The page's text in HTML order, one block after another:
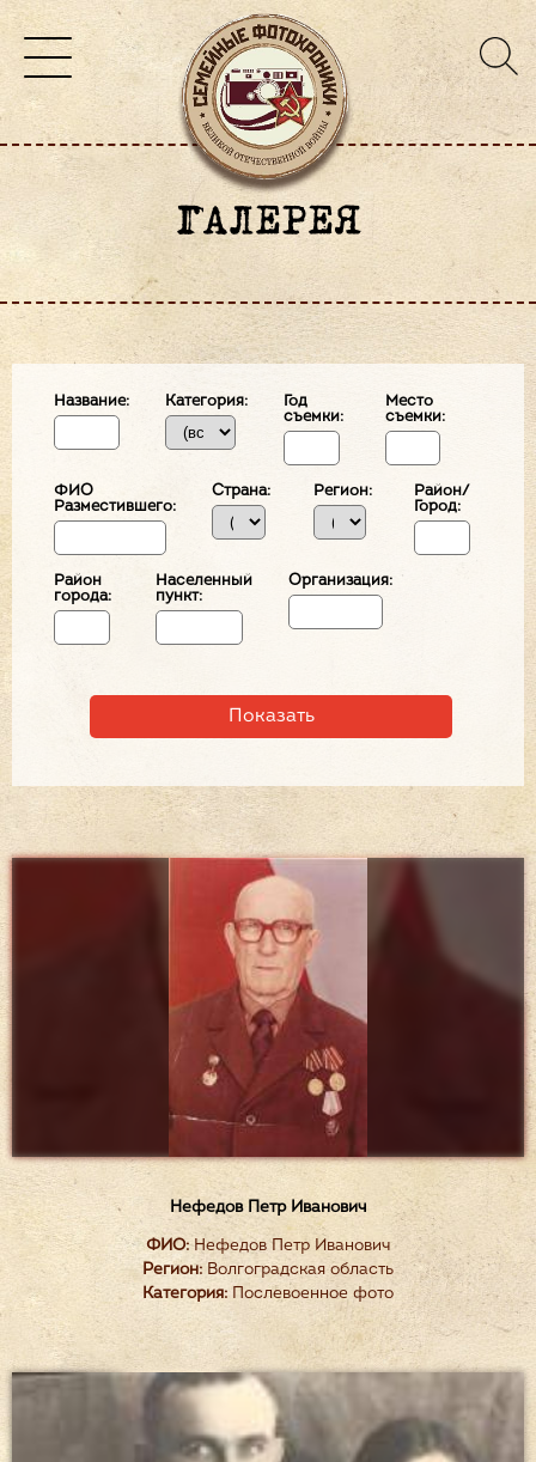
ГАЛЕРЕЯ
Название: Категория:
Год
съемки:
Место
съемки:
ФИО
Разместившего:
Страна: Регион:
Район/
Город:
Район
города:
Населенный
пункт:
Организация:
Нефедов Петр Иванович
ФИО:Нефедов Петр Иванович
Регион: Волгоградская область
Категория:Послевоенное фото